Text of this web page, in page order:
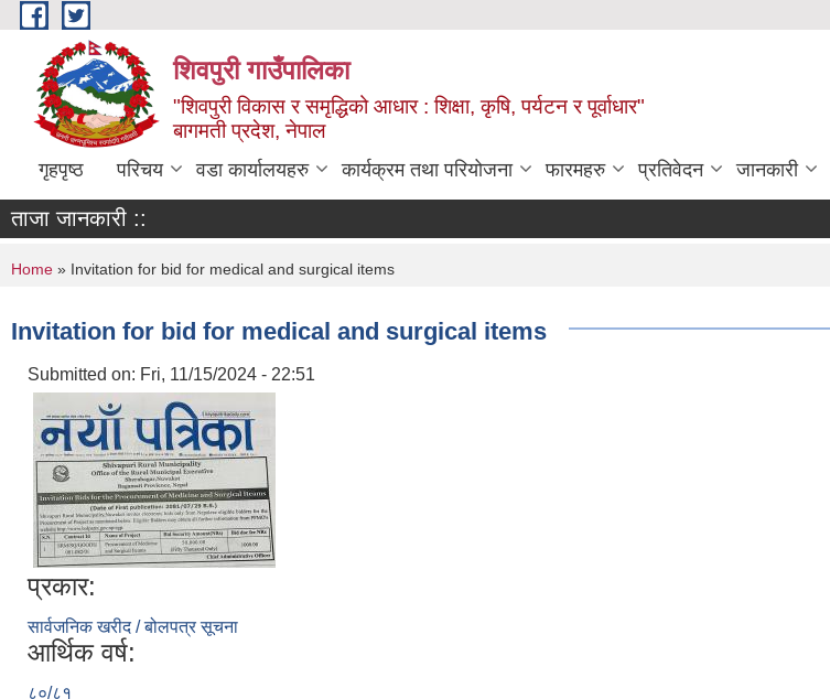
Skip to main content
शिवपुरी गाउँपालिका
"शिवपुरी विकास र समृद्धिको आधार : शिक्षा, कृषि, पर्यटन र पूर्वाधार"
बागमती प्रदेश, नेपाल
गृहपृष्ठ परिचय वडा कार्यालयहरु कार्यक्रम तथा परियोजना फारमहरु प्रतिवेदन जानकारी
ताजा जानकारी ::
You are here
Home » Invitation for bid for medical and surgical items
Invitation for bid for medical and surgical items
Submitted on: Fri, 11/15/2024 - 22:51
प्रकार:
सार्वजनिक खरीद / बोलपत्र सूचना
आर्थिक वर्ष:
८०/८१